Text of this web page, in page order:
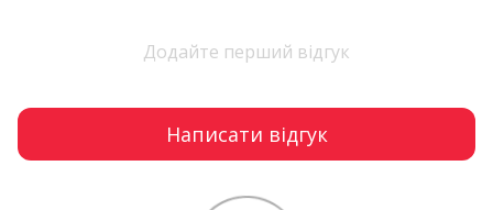
Додайте перший відгук
Написати відгук